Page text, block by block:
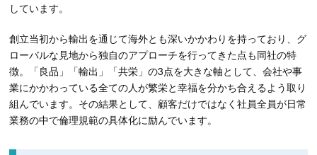
しています。
創立当初から輸出を通じて海外とも深いかかわりを持っており、グ
ローバルな見地から独自のアプローチを行ってきた点も同社の特
徴。「良品」「輸出」「共栄」の3点を大きな軸として、会社や事
業にかかわっている全ての人が繁栄と幸福を分かち合えるよう取り
組んでいます。その結果として、顧客だけではなく社員全員が日常
業務の中で倫理規範の具体化に励んでいます。